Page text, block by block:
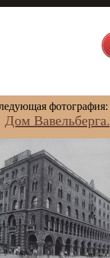
фотография:
Дом Вавельберга.